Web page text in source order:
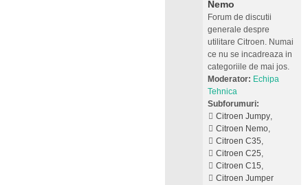
Nemo
Forum de discutii
generale despre
utilitare Citroen. Numai
ce nu se incadreaza in
categoriile de mai jos.
Moderator: Echipa
Tehnica
Subforumuri:
Citroen Jumpy,
Citroen Nemo,
Citroen C35,
Citroen C25,
Citroen C15,
Citroen Jumper